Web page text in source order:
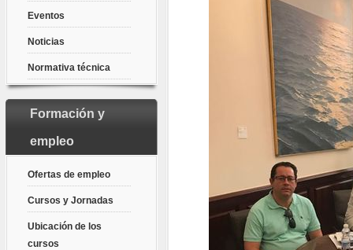
Eventos
Noticias
Normativa técnica
Formación y
empleo
Ofertas de empleo
Cursos y Jornadas
Ubicación de los
cursos